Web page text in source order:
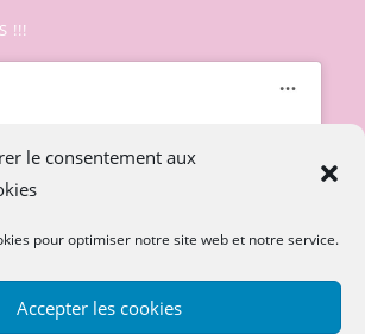
le consentement aux
pour optimiser notre site web et notre service.
Accepter les cookies
!!!
et activer ce contenu